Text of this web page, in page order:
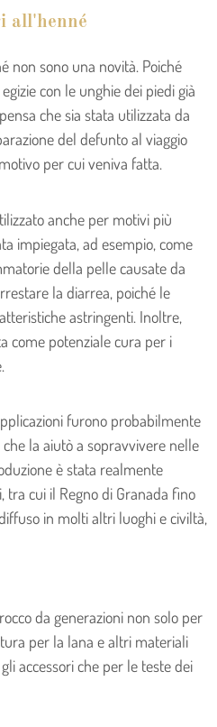
all'henné
non sono una novità. Poiché
con le unghie dei piedi già
che sia stata utilizzata da
del defunto al viaggio
per cui veniva fatta.
anche per motivi più
impiegata, ad esempio, come
della pelle causate da
la diarrea, poiché le
astringenti. Inoltre,
come potenziale cura per i
furono probabilmente
la aiutò a sopravvivere nelle
è stata realmente
cui il Regno di Granada fino
in molti altri luoghi e civiltà,
da generazioni non solo per
per la lana e altri materiali
accessori che per le teste dei